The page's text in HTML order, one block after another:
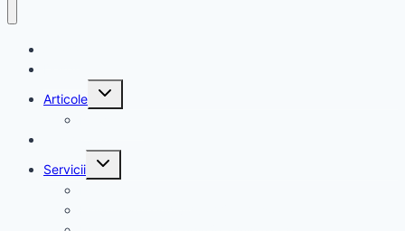
Articole
Toggle
Servicii
Toggle